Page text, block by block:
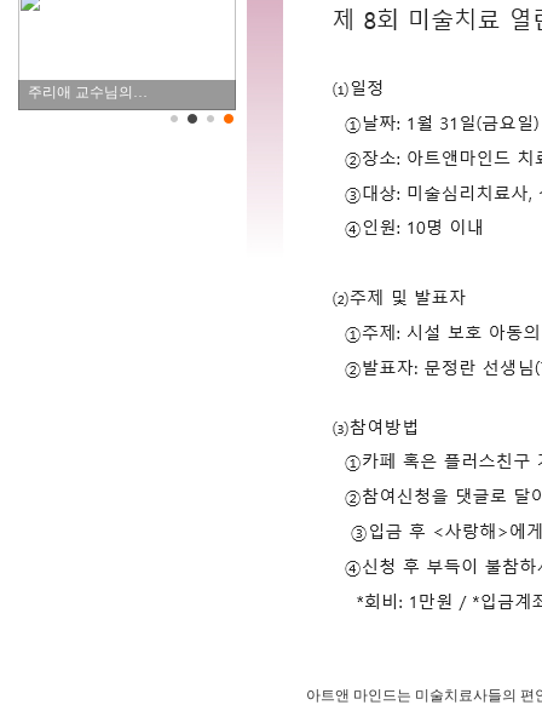
주리애 교수님의…
아트앤 마인드는 미술치료사들의